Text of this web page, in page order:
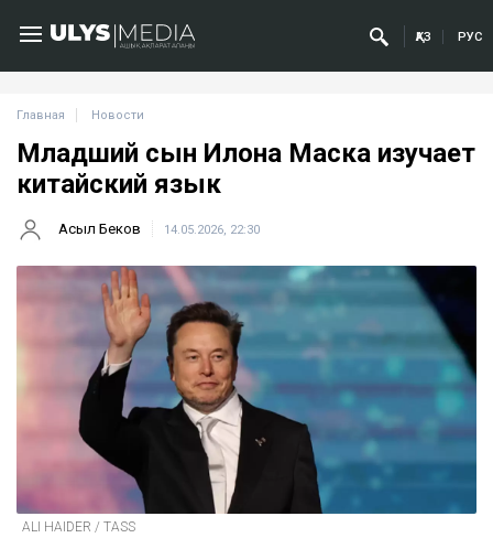
ҚАЗ РУС
Главная Новости
Младший сын Илона Маска изучает
китайский язык
Асыл Беков 14.05.2026, 22:30
ALI HAIDER / TASS